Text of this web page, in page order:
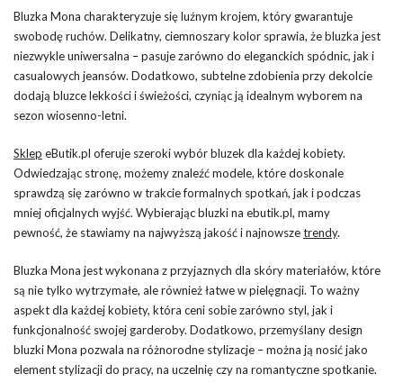
Bluzka Mona charakteryzuje się luźnym krojem, który gwarantuje
swobodę ruchów. Delikatny, ciemnoszary kolor sprawia, że bluzka jest
niezwykle uniwersalna – pasuje zarówno do eleganckich spódnic, jak i
casualowych jeansów. Dodatkowo, subtelne zdobienia przy dekolcie
dodają bluzce lekkości i świeżości, czyniąc ją idealnym wyborem na
sezon wiosenno-letni.
Sklep eButik.pl oferuje szeroki wybór bluzek dla każdej kobiety.
Odwiedzając stronę, możemy znaleźć modele, które doskonale
sprawdzą się zarówno w trakcie formalnych spotkań, jak i podczas
mniej oficjalnych wyjść. Wybierając bluzki na ebutik.pl, mamy
pewność, że stawiamy na najwyższą jakość i najnowszetrendy.
Bluzka Mona jest wykonana z przyjaznych dla skóry materiałów, które
są nie tylko wytrzymałe, ale również łatwe w pielęgnacji. To ważny
aspekt dla każdej kobiety, która ceni sobie zarówno styl, jak i
funkcjonalność swojej garderoby. Dodatkowo, przemyślany design
bluzki Mona pozwala na różnorodne stylizacje – można ją nosić jako
element stylizacji do pracy, na uczelnię czy na romantyczne spotkanie.